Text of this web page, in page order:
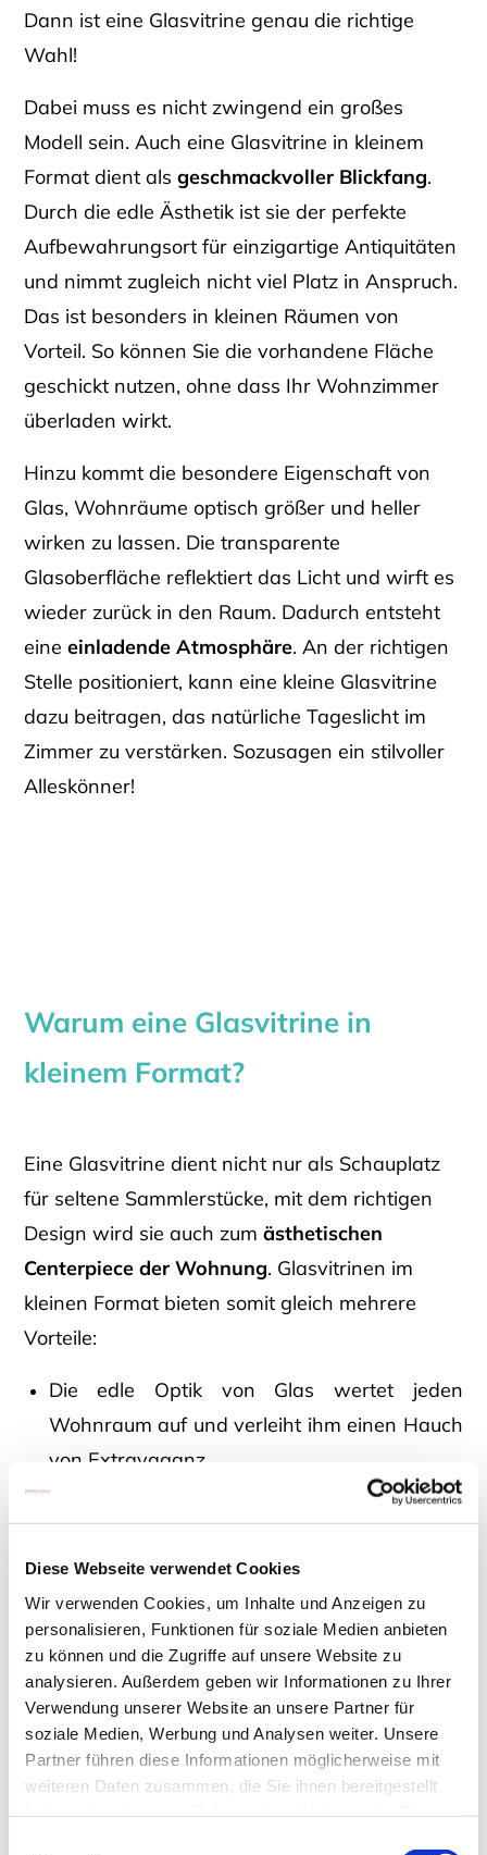
Diese Webseite verwendet Cookies
Wir verwenden Cookies, um Inhalte und Anzeigen zu
personalisieren, Funktionen für soziale Medien anbieten
zu können und die Zugriffe auf unsere Website zu
analysieren. Außerdem geben wir Informationen zu Ihrer
Verwendung unserer Website an unsere Partner für
soziale Medien, Werbung und Analysen weiter. Unsere
Partner führen diese Informationen möglicherweise mit
weiteren Daten zusammen, die Sie ihnen bereitgestellt
Dann ist eine Glasvitrine genau die richtige
Wahl!
Dabei muss es nicht zwingend ein großes
Modell sein. Auch eine Glasvitrine in kleinem
Format dient alsgeschmackvoller Blickfang.
Durch die edle Ästhetik ist sie der perfekte
Aufbewahrungsort für einzigartige Antiquitäten
und nimmt zugleich nicht viel Platz in Anspruch.
Das ist besonders in kleinen Räumen von
Vorteil. So können Sie die vorhandene Fläche
geschickt nutzen, ohne dass Ihr Wohnzimmer
überladen wirkt.
Hinzu kommt die besondere Eigenschaft von
Glas, Wohnräume optisch größer und heller
wirken zu lassen. Die transparente
Glasoberfläche reflektiert das Licht und wirft es
wieder zurück in den Raum. Dadurch entsteht
eineeinladende Atmosphäre. An der richtigen
Stelle positioniert, kann eine kleine Glasvitrine
dazu beitragen, das natürliche Tageslicht im
Zimmer zu verstärken. Sozusagen ein stilvoller
Alleskönner!
Warum eine Glasvitrine in
kleinem Format?
Eine Glasvitrine dient nicht nur als Schauplatz
für seltene Sammlerstücke, mit dem richtigen
Design wird sie auch zum ästhetischen
Centerpiece der Wohnung. Glasvitrinen im
kleinen Format bieten somit gleich mehrere
Vorteile:
Die edle Optik von Glas wertet jeden
Wohnraum auf und verleiht ihm einen Hauch
von Extravaganz.
Durch ihre dezente Größe beansprucht die
Glasvitrine nicht viel Platz und passt in kleine
sowie in große Räume.
Glasvitrinen sind zeitlos und ein
immerwährender Klassiker im Interior
Design.